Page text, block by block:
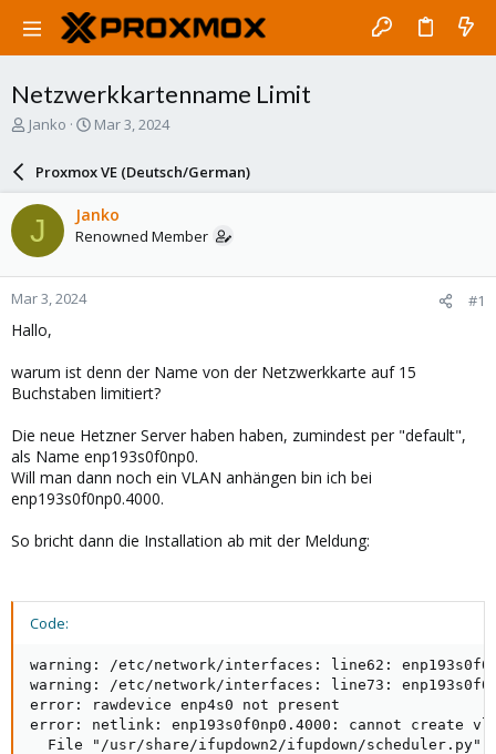
Netzwerkkartenname Limit
T
a
s
t
a
r
t
e
Janko
S
a
r
d
a
e
Mar 3, 2024
Proxmox VE (Deutsch/German)
J Janko
Renowned Member
Mar 3, 2024 #1
Hallo,
warum ist denn der Name von der Netzwerkkarte auf 15
Buchstaben limitiert?
Die neue Hetzner Server haben haben, zumindest per "default",
als Name enp193s0f0np0.
Will man dann noch ein VLAN anhängen bin ich bei
enp193s0f0np0.4000.
So bricht dann die Installation ab mit der Meldung:
Code:
warning: /etc/network/interfaces: line62:
warning: /etc/network/interfaces: line73:
error: rawdevice enp4s0 not present
error: netlink: enp193s0f0np0.4000: cannot create
File "/usr/share/ifupdown2/ifupdown/